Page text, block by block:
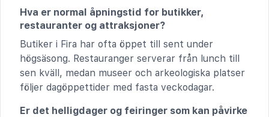
Hva er normal åpningstid for butikker,
restauranter og attraksjoner?
Butiker i Fira har ofta öppet till sent under
högsäsong. Restauranger serverar från lunch till
sen kväll, medan museer och arkeologiska platser
följer dagöppettider med fasta veckodagar.
Er det helligdager og feiringer som kan påvirke